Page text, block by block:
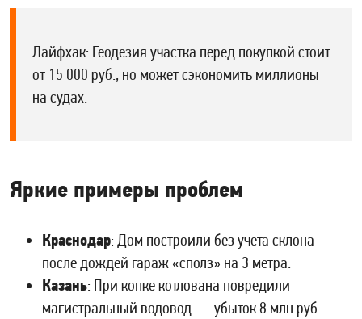
Лайфхак: Геодезия участка перед покупкой стоит
от 15 000 руб., но может сэкономить миллионы
на судах.
Яркие примеры проблем
Краснодар: Дом построили без учета склона —
после дождей гараж «сполз» на 3 метра.
Казань: При копке котлована повредили
магистральный водовод — убыток 8 млн руб.